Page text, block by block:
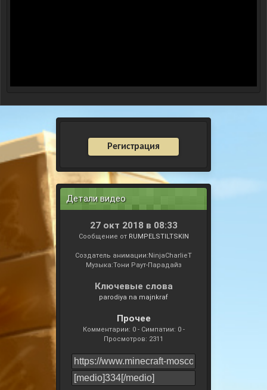
Регистрация
Детали видео
27 окт 2018 в 08:33
Сообщение от RUMPELSTILTSKIN
Создатель анимации:NinjaCharlieT
Музыка:Тони Раут-Парадайз
Ключевые слова
parodiya na majnkraf
Прочее
Комментарии: 0 - Симпатии: 0 -
Просмотров: 2311